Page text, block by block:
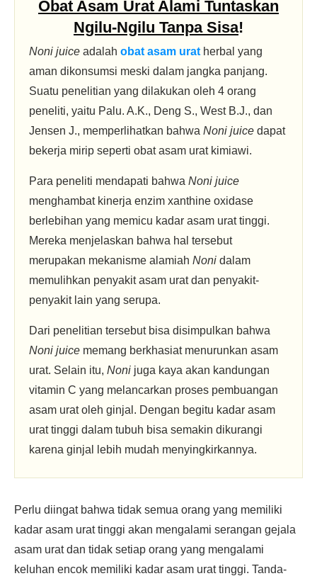
Obat Asam Urat Alami Tuntaskan
Ngilu-Ngilu Tanpa Sisa!
Noni juice adalah obat asam urat herbal yang
aman dikonsumsi meski dalam jangka panjang.
Suatu penelitian yang dilakukan oleh 4 orang
peneliti, yaitu Palu. A.K., Deng S., West B.J., dan
Jensen J., memperlihatkan bahwa Noni juice dapat
bekerja mirip seperti obat asam urat kimiawi.
Para peneliti mendapati bahwa Noni juice
menghambat kinerja enzim xanthine oxidase
berlebihan yang memicu kadar asam urat tinggi.
Mereka menjelaskan bahwa hal tersebut
merupakan mekanisme alamiah Noni dalam
memulihkan penyakit asam urat dan penyakit-
penyakit lain yang serupa.
Dari penelitian tersebut bisa disimpulkan bahwa
Noni juice memang berkhasiat menurunkan asam
urat. Selain itu, Noni juga kaya akan kandungan
vitamin C yang melancarkan proses pembuangan
asam urat oleh ginjal. Dengan begitu kadar asam
urat tinggi dalam tubuh bisa semakin dikurangi
karena ginjal lebih mudah menyingkirkannya.
Perlu diingat bahwa tidak semua orang yang memiliki
kadar asam urat tinggi akan mengalami serangan gejala
asam urat dan tidak setiap orang yang mengalami
keluhan encok memiliki kadar asam urat tinggi. Tanda-